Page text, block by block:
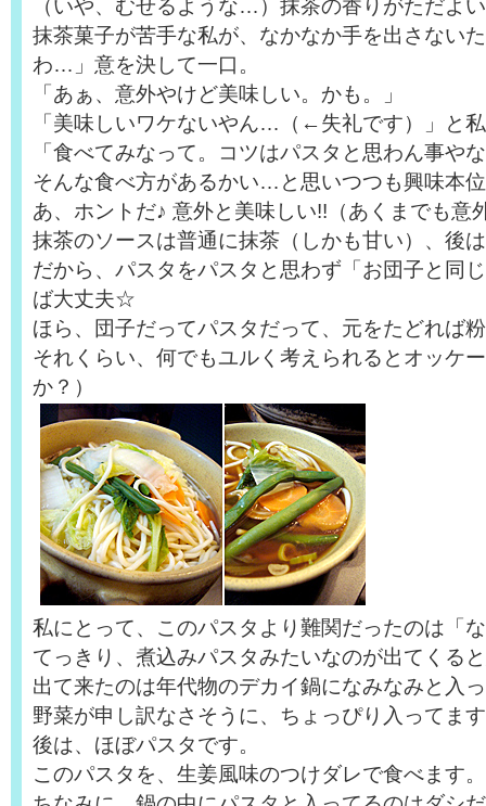
（いや、むせるような…）抹茶の香りがただよ
抹茶菓子が苦手な私が、なかなか手を出さない
わ…」意を決して一口。
「あぁ、意外やけど美味しい。かも。」
「美味しいワケないやん…（←失礼です）」と
「食べてみなって。コツはパスタと思わん事や
そんな食べ方があるかい…と思いつつも興味本
あ、ホントだ♪ 意外と美味しい!!（あくまでも意
抹茶のソースは普通に抹茶（しかも甘い）、後
だから、パスタをパスタと思わず「お団子と同
ば大丈夫☆
ほら、団子だってパスタだって、元をたどれば
それくらい、何でもユルく考えられるとオッケ
か？）
私にとって、このパスタより難関だったのは「
てっきり、煮込みパスタみたいなのが出てくる
出て来たのは年代物のデカイ鍋になみなみと入
野菜が申し訳なさそうに、ちょっぴり入ってま
後は、ほぼパスタです。
このパスタを、生姜風味のつけダレで食べます。